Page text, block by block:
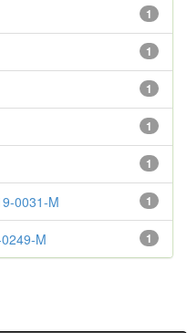
1
1
1
1
1
1
0031-M
1
M